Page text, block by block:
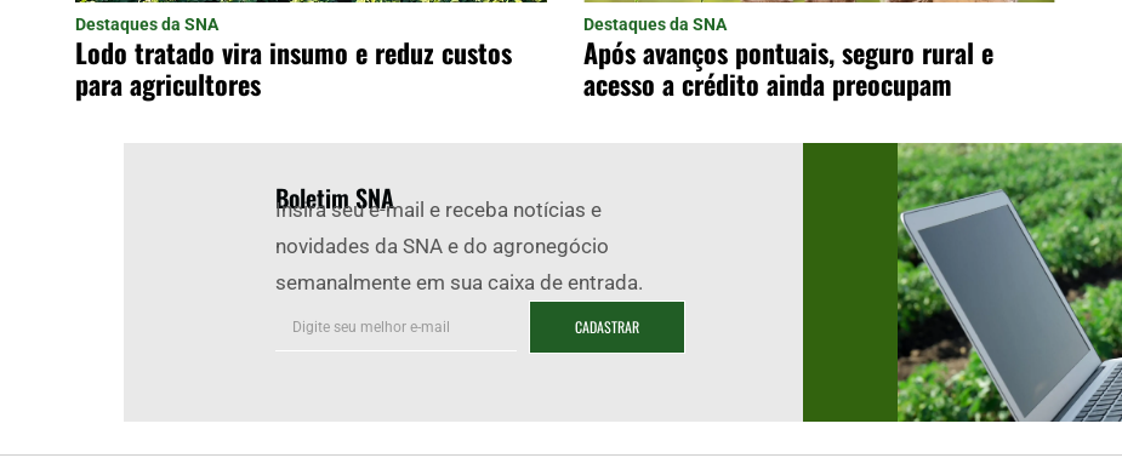
Destaques da SNA
Lodo tratado vira insumo e reduz custos
para agricultores
Destaques da SNA
Após avanços pontuais, seguro rural e
acesso a crédito ainda preocupam
Boletim SNA
Insira seu e-mail e receba notícias e
novidades da SNA e do agronegócio
semanalmente em sua caixa de entrada.
CADASTRAR